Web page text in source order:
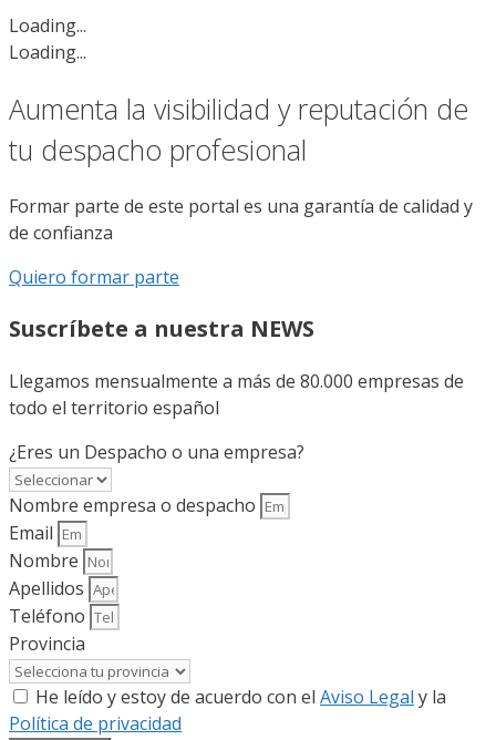
Loading...
Loading...
Aumenta la visibilidad y reputación de
tu despacho profesional
Formar parte de este portal es una garantía de calidad y
de confianza
Quiero formar parte
Suscríbete a nuestra NEWS
Llegamos mensualmente a más de 80.000 empresas de
todo el territorio español
¿Eres un Despacho o una empresa?
Nombre empresa o despacho
Email
Nombre
Apellidos
Teléfono
Provincia
He leído y estoy de acuerdo con el Aviso Legal y la
Política de privacidad